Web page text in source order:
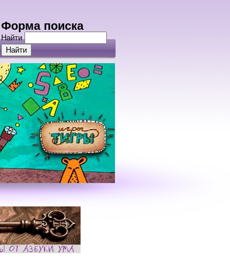
Форма поиска
Найти